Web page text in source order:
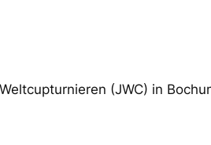
(JWC) in